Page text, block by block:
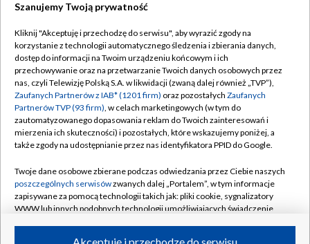
TVP
Abonament TVP
Emisja w TVP
Centrum informacji TVP
Naziemna Telewizja Cyfrowa
Rada Programowa
System NOS
Informacje o nadawcy
Regulamin TVP
Polityka prywatności
Moje zgody
Pomoc
Kontakt
Kanały
Szanujemy Twoją prywatność
Kliknij "Akceptuję i przechodzę do serwisu", aby wyrazić zgody na
korzystanie z technologii automatycznego śledzenia i zbierania danych,
dostęp do informacji na Twoim urządzeniu końcowym i ich
przechowywanie oraz na przetwarzanie Twoich danych osobowych przez
nas, czyli Telewizję Polską S.A. w likwidacji (zwaną dalej również „TVP”),
Zaufanych Partnerów z IAB* (1201 firm) oraz pozostałych Zaufanych
Partnerów TVP (93 firm), w celach marketingowych (w tym do
zautomatyzowanego dopasowania reklam do Twoich zainteresowań i
mierzenia ich skuteczności) i pozostałych, które wskazujemy poniżej, a
także zgody na udostępnianie przez nas identyfikatora PPID do Google.
Twoje dane osobowe zbierane podczas odwiedzania przez Ciebie naszych
poszczególnych serwisówzwanych dalej „Portalem”, w tym informacje
zapisywane za pomocą technologii takich jak: pliki cookie, sygnalizatory
WWW lub innych podobnych technologii umożliwiających świadczenie